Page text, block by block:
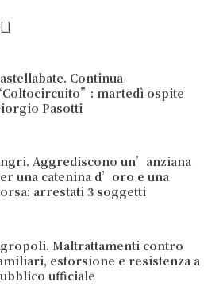
Continua
martedì ospite
Pasotti
Aggrediscono un’anziana
una catenina d’oro e una
arrestati 3 soggetti
Maltrattamenti contro
estorsione e resistenza a
ufficiale